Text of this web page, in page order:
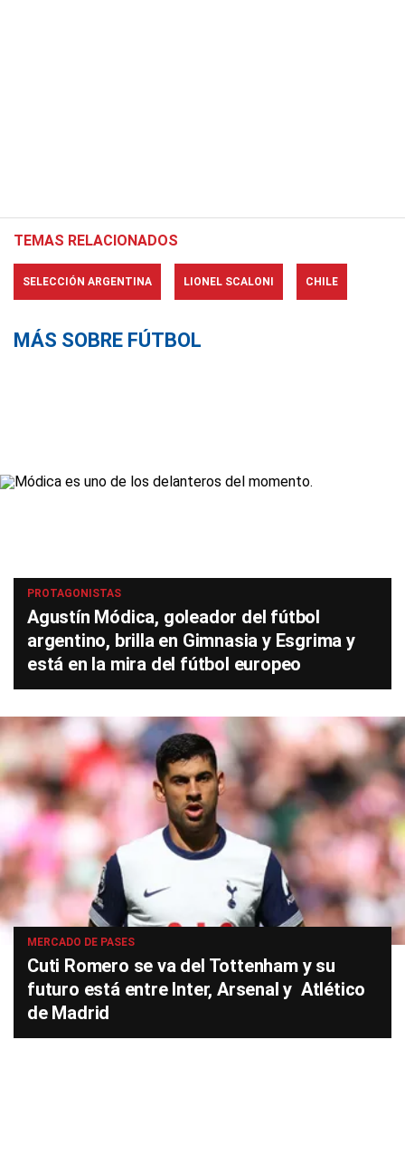
TEMAS RELACIONADOS
SELECCIÓN ARGENTINA LIONEL SCALONI CHILE
MÁS SOBRE FÚTBOL
PROTAGONISTAS
Agustín Módica, goleador del fútbol
argentino, brilla en Gimnasia y Esgrima y
está en la mira del fútbol europeo
MERCADO DE PASES
Cuti Romero se va del Tottenham y su
futuro está entre Inter, Arsenal y Atlético
de Madrid